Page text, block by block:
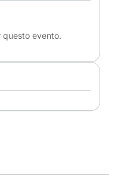
questo evento.